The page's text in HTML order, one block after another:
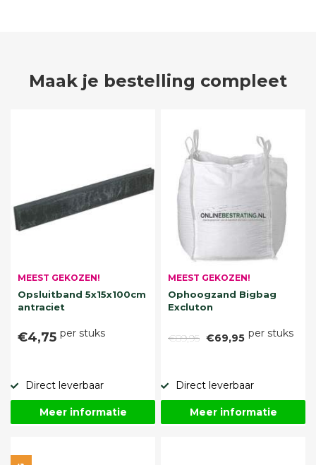
Maak je bestelling compleet
MEEST GEKOZEN!
Opsluitband 5x15x100cm
antraciet
€4,75 per stuks
Direct leverbaar
Meer informatie
MEEST GEKOZEN!
Ophoogzand Bigbag
Excluton
€89,95 €69,95 per stuks
Direct leverbaar
Meer informatie